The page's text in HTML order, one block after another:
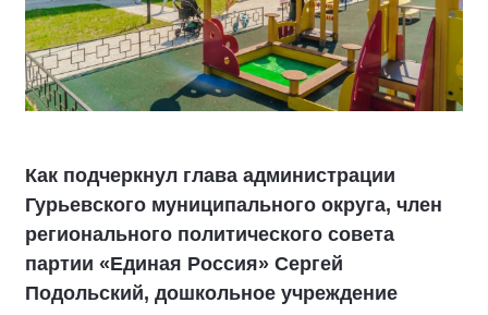
Как подчеркнул глава администрации
Гурьевского муниципального округа, член
регионального политического совета
партии «Единая Россия» Сергей
Подольский, дошкольное учреждение